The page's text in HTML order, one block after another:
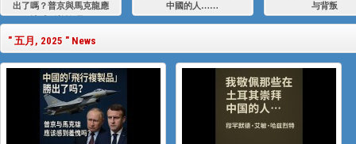
出了嗎？普京與馬克龍應
中國的人……
与背叛
" 五月, 2025 " News